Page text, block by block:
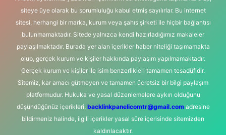
siteye üye olarak bu sorumluluğu kabul etmiş sayılırlar. Bu internet
sitesi, herhangi bir marka, kurum veya şahıs şirketi ile hiçbir bağlantısı
bulunmamaktadır. Sitede yalnızca kendi hazırladığımız makaleler
paylaşılmaktadır. Burada yer alan içerikler haber niteliği taşımamakta
olup, gerçek kurum ve kişiler hakkında paylaşım yapılmamaktadır.
Gerçek kurum ve kişiler ile isim benzerlikleri tamamen tesadüfidir.
Sitemiz, kar amacı gütmeyen ve tamamen ücretsiz bir bilgi paylaşım
platformudur. Hukuka ve yasal düzenlemelere aykırı olduğunu
düşündüğünüz içerikleri, backlinkpanelicomtr@gmail.comadresine
bildirmeniz halinde, ilgili içerikler yasal süre içerisinde sitemizden
kaldırılacaktır.